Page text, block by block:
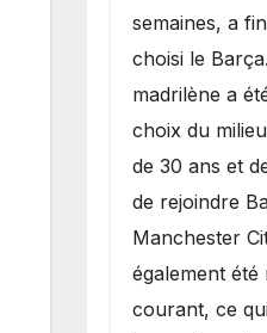
semaines, a
choisi le
madrilène a
choix du
de 30 ans et
de rejoindre
Manchester
également été
courant, ce